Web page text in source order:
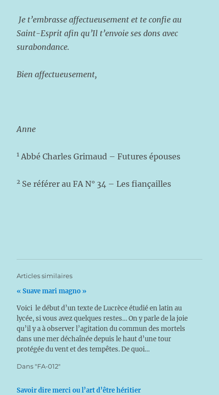
Je t’embrasse affectueusement et te confie au
Saint-Esprit afin qu’Il t’envoie ses dons avec
surabondance.
Bien affectueusement,
Anne
1 Abbé Charles Grimaud – Futures épouses
2 Se référer au FA N° 34 – Les fiançailles
Articles similaires
« Suave mari magno »
Voici le début d’un texte de Lucrèce étudié en latin au
lycée, si vous avez quelques restes… On y parle de la joie
qu’il y a à observer l’agitation du commun des mortels
dans une mer déchaînée depuis le haut d’une tour
protégée du vent et des tempêtes. De quoi…
Dans "FA-012"
Savoir dire merci ou l’art d’être héritier